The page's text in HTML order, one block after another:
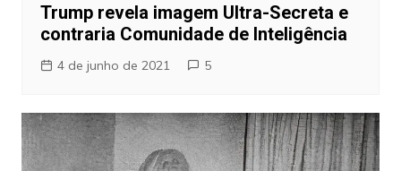
Trump revela imagem Ultra-Secreta e
contraria Comunidade de Inteligência
4 de junho de 2021 5